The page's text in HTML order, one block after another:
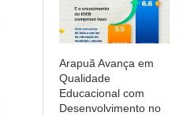
Arapuã Avança em
Qualidade
Educacional com
Desenvolvimento no